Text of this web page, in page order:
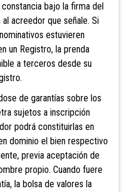
bajo la firma del
acreedor que señale. Si
estuvieren
un Registro, la prenda
a terceros desde su
de garantías sobre los
sujetos a inscripción
podrá constituirlas en
dominio el bien respectivo
previa aceptación de
propio. Cuando fuere
la bolsa de valores la